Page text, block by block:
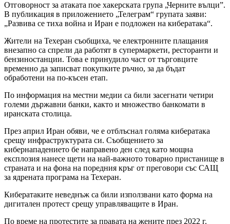
Отговорност за атаката пое хакерската група „Черните вълци”.
В публикация в приложението „Телеграм“ групата заяви:
„Развива се тиха война и Иран е подложен на кибератака“.
Жители на Техеран съобщиха, че електронните плащания
внезапно са спрели да работят в супермаркети, ресторанти и
бензиностанции. Това е принудило част от търговците
временно да записват покупките ръчно, за да бъдат
обработени на по-късен етап.
По информация на местни медии са били засегнати четири
големи държавни банки, както и множество банкомати в
иранската столица.
През април Иран обяви, че е отблъснал голяма кибератака
срещу инфраструктурата си. Съобщението за
кибернападението бе направено ден след като мощна
експлозия нанесе щети на най-важното товарно пристанище в
страната и на фона на поредния кръг от преговори със САЩ
за ядрената програма на Техеран.
Кибератаките неведнъж са били използвани като форма на
дигитален протест срещу управляващите в Иран.
По време на протестите за правата на жените през 2022 г.